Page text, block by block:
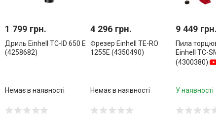
1 799 грн.
Дриль Einhell TC-ID 650 E
(4258682)
Немає в наявності
4 296 грн.
Фрезер Einhell TE-RO
1255E (4350490)
Немає в наявності
9 449 грн.
Пила
Einhell TC-SM
(4300380)
У наявності